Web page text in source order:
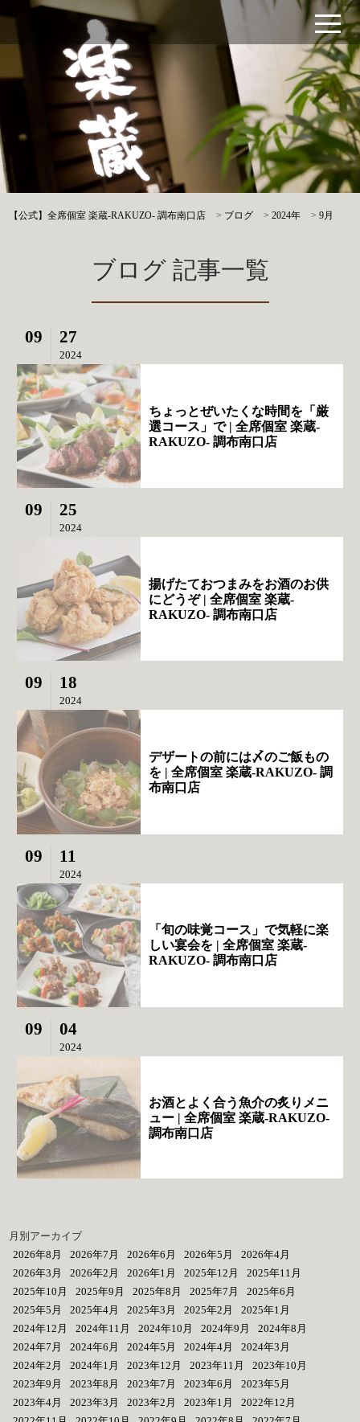
【公式】全席個室 楽蔵‐RAKUZO‐ 調布南口店 > ブログ >2024年 >9月
ブログ 記事一覧
09 27
2024
ちょっとぜいたくな時間を「厳
選コース」で | 全席個室 楽蔵‐
RAKUZO‐ 調布南口店
09 25
2024
揚げたておつまみをお酒のお供
にどうぞ | 全席個室 楽蔵‐
RAKUZO‐ 調布南口店
09 18
2024
デザートの前には〆のご飯もの
を | 全席個室 楽蔵‐RAKUZO‐ 調
布南口店
09 11
2024
「旬の味覚コース」で気軽に楽
しい宴会を | 全席個室 楽蔵‐
RAKUZO‐ 調布南口店
09 04
2024
お酒とよく合う魚介の炙りメニ
ュー | 全席個室 楽蔵‐RAKUZO‐
調布南口店
月別アーカイブ
2026年8月
2026年7月 2026年6月 2026年5月
2026年4月
2026年3月
2026年2月 2026年1月 2025年12月
2025年11月
2025年10月
2025年9月 2025年8月 2025年7月
2025年6月
2025年5月
2025年4月 2025年3月 2025年2月
2025年1月
2024年12月
2024年11月 2024年10月 2024年9月
2024年8月
2024年7月
2024年6月 2024年5月 2024年4月
2024年3月
2024年2月
2024年1月 2023年12月 2023年11月
2023年10月
2023年9月
2023年8月 2023年7月 2023年6月
2023年5月
2023年4月
2023年3月 2023年2月 2023年1月
2022年12月